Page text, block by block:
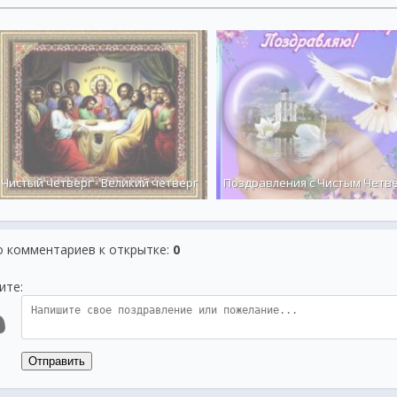
Чистый четверг - Великий четверг Поздравления с Чистым
комментариев к открытке: 0
Отправить